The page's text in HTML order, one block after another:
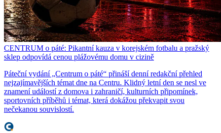
CENTRUM o páté: Pikantní kauza v korejském fotbalu a pražský
sklep odpovídá cenou plážovému domu v cizině
Páteční vydání „Centrum o páté“ přináší denní redakční přehled
nejzajímavějších témat dne na Centru. Klidný letní den se nesl ve
znamení událostí z domova i zahraničí, kulturních připomínek,
sportovních příběhů i témat, která dokážou překvapit svou
nečekanou souvislostí.